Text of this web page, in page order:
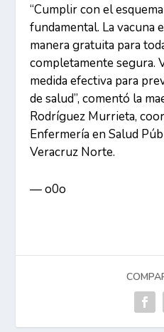
“Cumplir con el
fundamental. La vacuna
manera gratuita para
completamente segura.
medida efectiva para
de salud”, comentó la
Rodríguez Murrieta,
Enfermería en Salud
Veracruz Norte.
— o0o